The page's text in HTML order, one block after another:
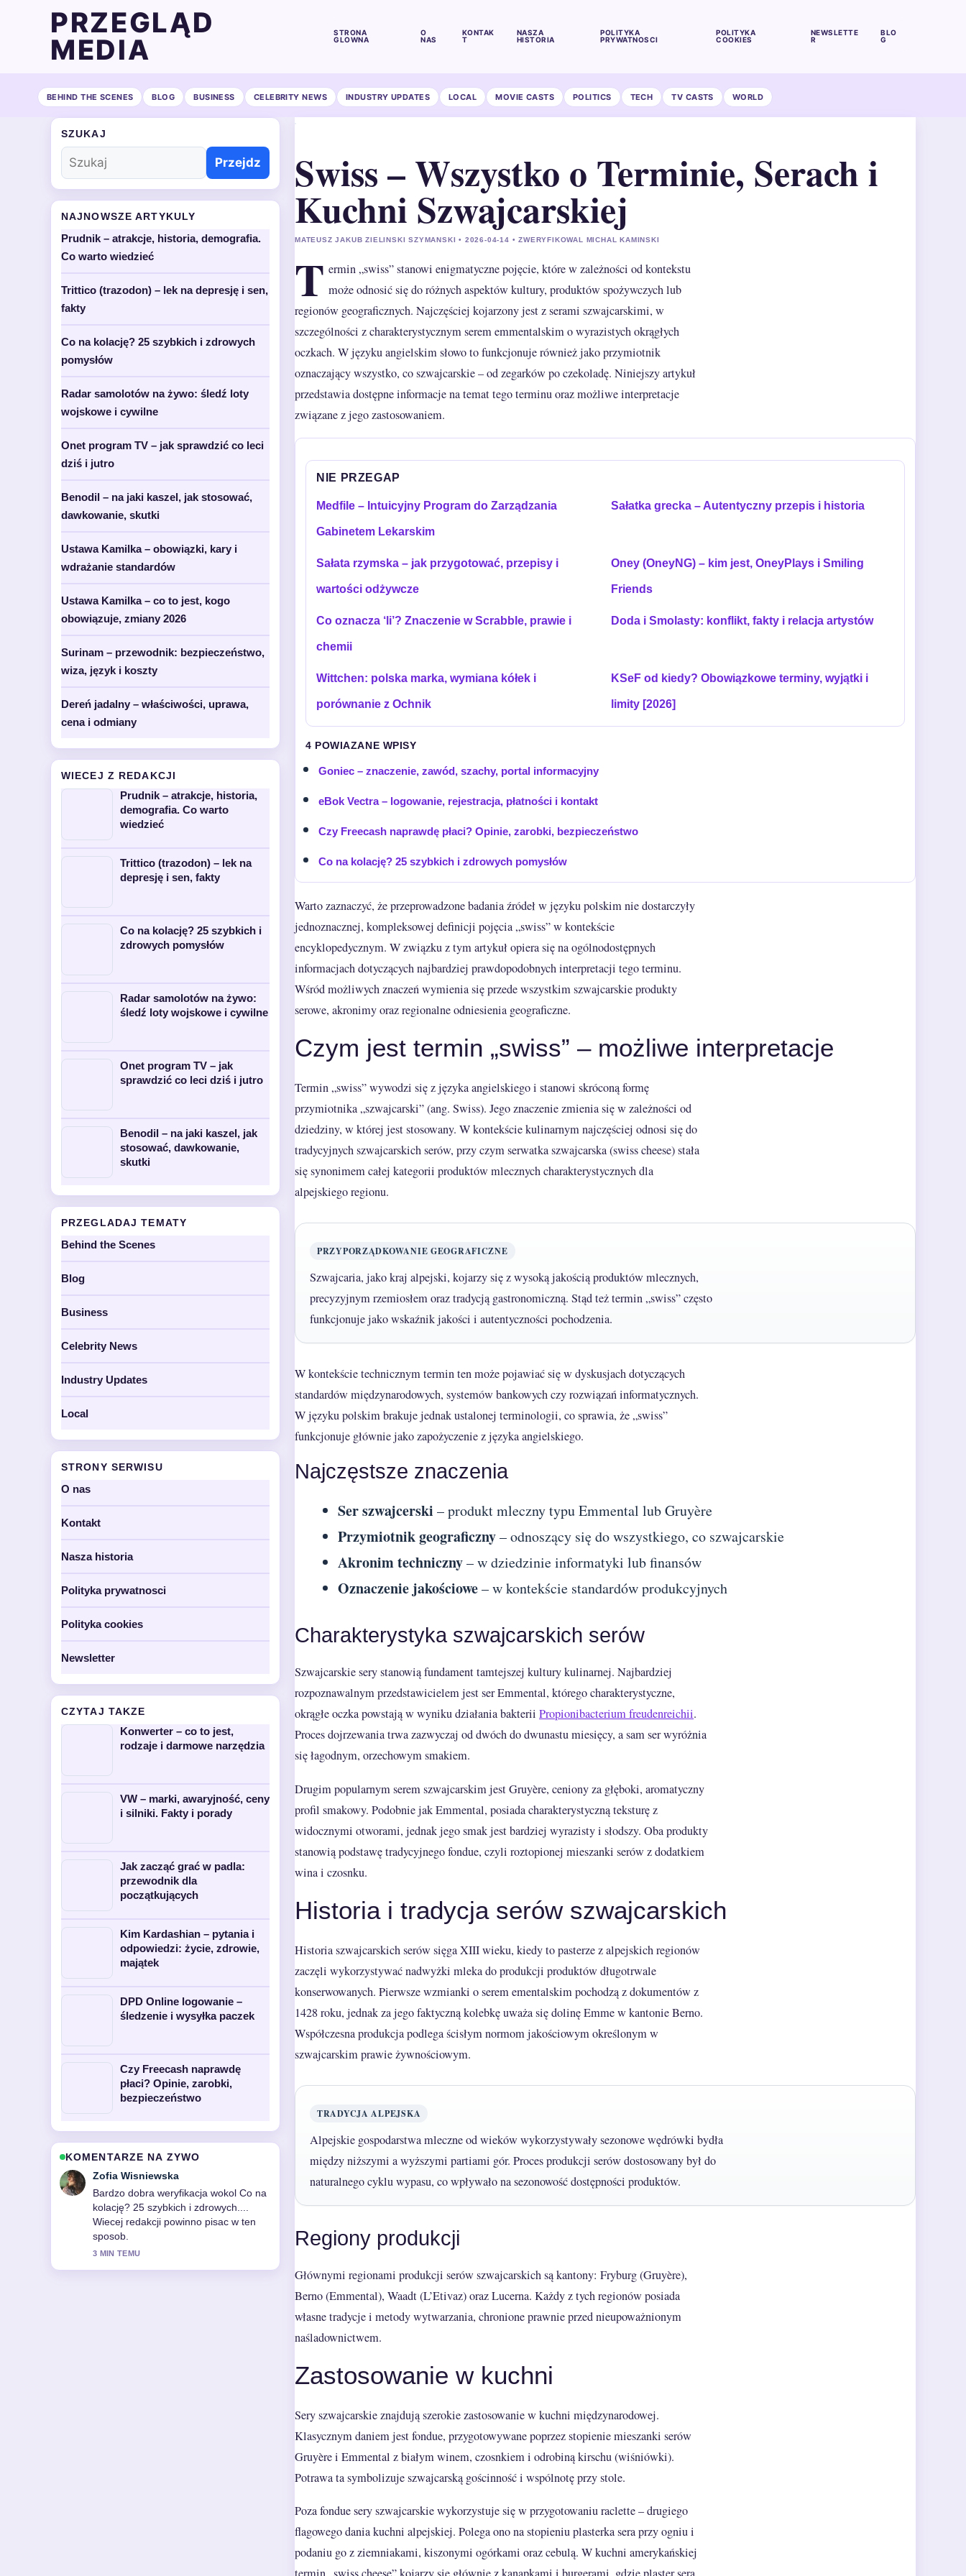
PRZEGLĄD
MEDIA
STRONA
GLOWNA
O
NAS
KONTAK
T
NASZA
HISTORIA
POLITYKA
PRYWATNOSCI
POLITYKA
COOKIES
NEWSLETTE
R
BLO
G
BEHIND THE SCENES BLOG BUSINESS CELEBRITY NEWS INDUSTRY UPDATES LOCAL MOVIE CASTS POLITICS TECH TV CASTS WORLD
Swiss – Wszystko o Terminie, Serach i
Kuchni Szwajcarskiej
MATEUSZ JAKUB ZIELINSKI SZYMANSKI • 2026-04-14 • ZWERYFIKOWAL MICHAL KAMINSKI
T ermin „swiss” stanowi enigmatyczne pojęcie, które w zależności od kontekstu
może odnosić się do różnych aspektów kultury, produktów spożywczych lub
regionów geograficznych. Najczęściej kojarzony jest z serami szwajcarskimi, w
szczególności z charakterystycznym serem emmentalskim o wyrazistych okrągłych
oczkach. W języku angielskim słowo to funkcjonuje również jako przymiotnik
oznaczający wszystko, co szwajcarskie – od zegarków po czekoladę. Niniejszy artykuł
przedstawia dostępne informacje na temat tego terminu oraz możliwe interpretacje
związane z jego zastosowaniem.
NIE PRZEGAP
Medfile – Intuicyjny Program do Zarządzania
Gabinetem Lekarskim
Sałatka grecka – Autentyczny przepis i historia
Sałata rzymska – jak przygotować, przepisy i
wartości odżywcze
Oney (OneyNG) – kim jest, OneyPlays i Smiling
Friends
Co oznacza ‘li’? Znaczenie w Scrabble, prawie i
chemii
Doda i Smolasty: konflikt, fakty i relacja artystów
Wittchen: polska marka, wymiana kółek i
porównanie z Ochnik
KSeF od kiedy? Obowiązkowe terminy, wyjątki i
limity [2026]
4 POWIAZANE WPISY
Goniec – znaczenie, zawód, szachy, portal informacyjny
eBok Vectra – logowanie, rejestracja, płatności i kontakt
Czy Freecash naprawdę płaci? Opinie, zarobki, bezpieczeństwo
Co na kolację? 25 szybkich i zdrowych pomysłów
Warto zaznaczyć, że przeprowadzone badania źródeł w języku polskim nie dostarczyły
jednoznacznej, kompleksowej definicji pojęcia „swiss” w kontekście
encyklopedycznym. W związku z tym artykuł opiera się na ogólnodostępnych
informacjach dotyczących najbardziej prawdopodobnych interpretacji tego terminu.
Wśród możliwych znaczeń wymienia się przede wszystkim szwajcarskie produkty
serowe, akronimy oraz regionalne odniesienia geograficzne.
Czym jest termin „swiss” – możliwe interpretacje
Termin „swiss” wywodzi się z języka angielskiego i stanowi skróconą formę
przymiotnika „szwajcarski” (ang. Swiss). Jego znaczenie zmienia się w zależności od
dziedziny, w której jest stosowany. W kontekście kulinarnym najczęściej odnosi się do
tradycyjnych szwajcarskich serów, przy czym serwatka szwajcarska (swiss cheese) stała
się synonimem całej kategorii produktów mlecznych charakterystycznych dla
alpejskiego regionu.
PRZYPORZĄDKOWANIE GEOGRAFICZNE
Szwajcaria, jako kraj alpejski, kojarzy się z wysoką jakością produktów mlecznych,
precyzyjnym rzemiosłem oraz tradycją gastronomiczną. Stąd też termin „swiss” często
funkcjonuje jako wskaźnik jakości i autentyczności pochodzenia.
W kontekście technicznym termin ten może pojawiać się w dyskusjach dotyczących
standardów międzynarodowych, systemów bankowych czy rozwiązań informatycznych.
W języku polskim brakuje jednak ustalonej terminologii, co sprawia, że „swiss”
funkcjonuje głównie jako zapożyczenie z języka angielskiego.
Najczęstsze znaczenia
Ser szwajcerski – produkt mleczny typu Emmental lub Gruyère
Przymiotnik geograficzny– odnoszący się do wszystkiego, co szwajcarskie
Akronim techniczny– w dziedzinie informatyki lub finansów
Oznaczenie jakościowe– w kontekście standardów produkcyjnych
Charakterystyka szwajcarskich serów
Szwajcarskie sery stanowią fundament tamtejszej kultury kulinarnej. Najbardziej
rozpoznawalnym przedstawicielem jest ser Emmental, którego charakterystyczne,
okrągłe oczka powstają w wyniku działania bakterii Propionibacterium freudenreichii.
Proces dojrzewania trwa zazwyczaj od dwóch do dwunastu miesięcy, a sam ser wyróżnia
się łagodnym, orzechowym smakiem.
Drugim popularnym serem szwajcarskim jest Gruyère, ceniony za głęboki, aromatyczny
profil smakowy. Podobnie jak Emmental, posiada charakterystyczną teksturę z
widocznymi otworami, jednak jego smak jest bardziej wyrazisty i słodszy. Oba produkty
stanowią podstawę tradycyjnego fondue, czyli roztopionej mieszanki serów z dodatkiem
wina i czosnku.
Historia i tradycja serów szwajcarskich
Historia szwajcarskich serów sięga XIII wieku, kiedy to pasterze z alpejskich regionów
zaczęli wykorzystywać nadwyżki mleka do produkcji produktów długotrwale
konserwowanych. Pierwsze wzmianki o serem ementalskim pochodzą z dokumentów z
1428 roku, jednak za jego faktyczną kolebkę uważa się dolinę Emme w kantonie Berno.
Współczesna produkcja podlega ścisłym normom jakościowym określonym w
szwajcarskim prawie żywnościowym.
TRADYCJA ALPEJSKA
Alpejskie gospodarstwa mleczne od wieków wykorzystywały sezonowe wędrówki bydła
między niższymi a wyższymi partiami gór. Proces produkcji serów dostosowany był do
naturalnego cyklu wypasu, co wpływało na sezonowość dostępności produktów.
Regiony produkcji
Głównymi regionami produkcji serów szwajcarskich są kantony: Fryburg (Gruyère),
Berno (Emmental), Waadt (L’Etivaz) oraz Lucerna. Każdy z tych regionów posiada
własne tradycje i metody wytwarzania, chronione prawnie przed nieupoważnionym
naśladownictwem.
Zastosowanie w kuchni
Sery szwajcarskie znajdują szerokie zastosowanie w kuchni międzynarodowej.
Klasycznym daniem jest fondue, przygotowywane poprzez stopienie mieszanki serów
Gruyère i Emmental z białym winem, czosnkiem i odrobiną kirschu (wiśniówki).
Potrawa ta symbolizuje szwajcarską gościnność i wspólnotę przy stole.
Poza fondue sery szwajcarskie wykorzystuje się w przygotowaniu raclette – drugiego
flagowego dania kuchni alpejskiej. Polega ono na stopieniu plasterka sera przy ogniu i
podaniu go z ziemniakami, kiszonymi ogórkami oraz cebulą. W kuchni amerykańskiej
SZUKAJ
Przejdz
NAJNOWSZE ARTYKULY
Prudnik – atrakcje, historia, demografia.
Co warto wiedzieć
Trittico (trazodon) – lek na depresję i sen,
fakty
Co na kolację? 25 szybkich i zdrowych
pomysłów
Radar samolotów na żywo: śledź loty
wojskowe i cywilne
Onet program TV – jak sprawdzić co leci
dziś i jutro
Benodil – na jaki kaszel, jak stosować,
dawkowanie, skutki
Ustawa Kamilka – obowiązki, kary i
wdrażanie standardów
Ustawa Kamilka – co to jest, kogo
obowiązuje, zmiany 2026
Surinam – przewodnik: bezpieczeństwo,
wiza, język i koszty
Dereń jadalny – właściwości, uprawa,
cena i odmiany
WIECEJ Z REDAKCJI
Prudnik – atrakcje, historia,
demografia. Co warto
wiedzieć
Trittico (trazodon) – lek na
depresję i sen, fakty
Co na kolację? 25 szybkich i
zdrowych pomysłów
Radar samolotów na żywo:
śledź loty wojskowe i cywilne
Onet program TV – jak
sprawdzić co leci dziś i jutro
Benodil – na jaki kaszel, jak
stosować, dawkowanie,
skutki
PRZEGLADAJ TEMATY
Behind the Scenes
Blog
Business
Celebrity News
Industry Updates
Local
STRONY SERWISU
O nas
Kontakt
Nasza historia
Polityka prywatnosci
Polityka cookies
Newsletter
CZYTAJ TAKZE
Konwerter – co to jest,
rodzaje i darmowe narzędzia
VW – marki, awaryjność, ceny
i silniki. Fakty i porady
Jak zacząć grać w padla:
przewodnik dla
początkujących
Kim Kardashian – pytania i
odpowiedzi: życie, zdrowie,
majątek
DPD Online logowanie –
śledzenie i wysyłka paczek
Czy Freecash naprawdę
płaci? Opinie, zarobki,
bezpieczeństwo
KOMENTARZE NA ZYWO
Piotr Zielinski
Swietne podsumowanie tematu
Prudnik – atrakcje, historia,
demografia. Co warto.... To
najjasniejsze streszczenie, jakie dzis
widzialem.